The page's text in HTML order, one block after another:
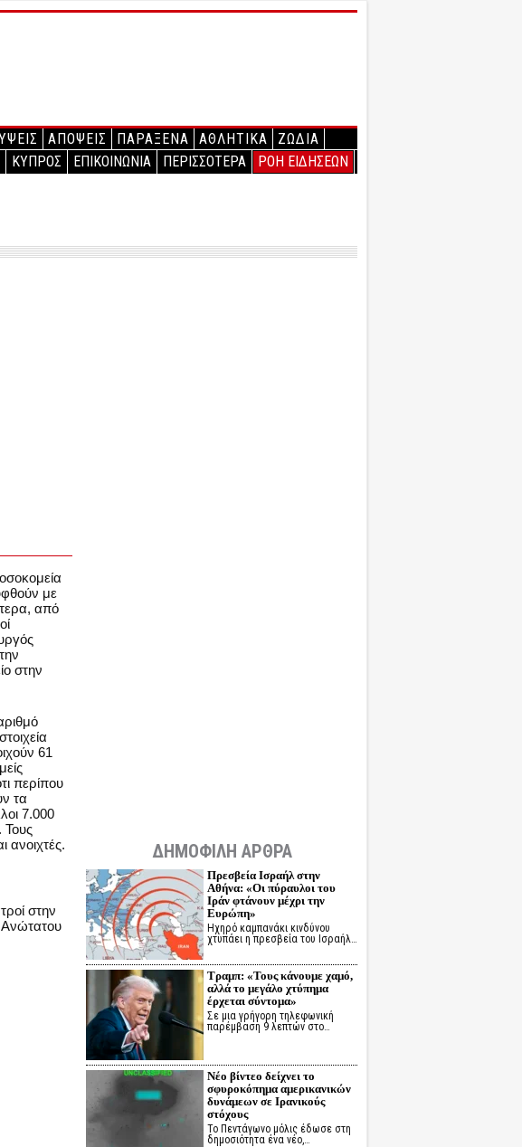
ΑΠΟΨΕΙΣ ΠΑΡΑΞΕΝΑ ΑΘΛΗΤΙΚΑ
ΖΩΔΙΑ
ΚΥΠΡΟΣ ΕΠΙΚΟΙΝΩΝΙΑ ΠΕΡΙΣΣΟΤΕΡΑ ΡΟΗ ΕΙΔΗΣΕΩΝ
με
από
στην
61
περίπου
τα
7.000
Τους
ανοιχτές.
στην
Ανώτατου
ΔΗΜΟΦΙΛΗ ΑΡΘΡΑ
Πρεσβεία Ισραήλ στην
Αθήνα: «Οι πύραυλοι του
Ιράν φτάνουν μέχρι την
Ευρώπη»
Ηχηρό καμπανάκι κινδύνου
χτυπάει η πρεσβεία του Ισραήλ…
Τραμπ: «Τους κάνουμε χαμό,
αλλά το μεγάλο χτύπημα
έρχεται σύντομα»
Σε μια γρήγορη τηλεφωνική
παρέμβαση 9 λεπτών στο…
Νέο βίντεο δείχνει το
σφυροκόπημα αμερικανικών
δυνάμεων σε Ιρανικούς
στόχους
Το Πεντάγωνο μόλις έδωσε στη
δημοσιότητα ένα νέο,…